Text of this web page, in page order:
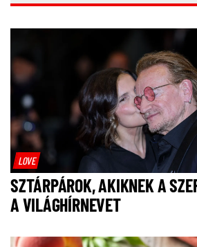
LOVE
SZTÁRPÁROK, AKIKNEK A
A VILÁGHÍRNEVET